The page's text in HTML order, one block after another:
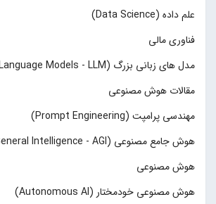
علم داده (Data Science)
فناوری مالی
مدل های زبانی بزرگ (Large Language Models - LLM)
مقالات هوش مصنوعی
مهندسی پرامپت (Prompt Engineering)
هوش جامع مصنوعی (Artificial General Intelligence - AGI)
هوش مصنوعی
هوش مصنوعی خودمختار (Autonomous AI)